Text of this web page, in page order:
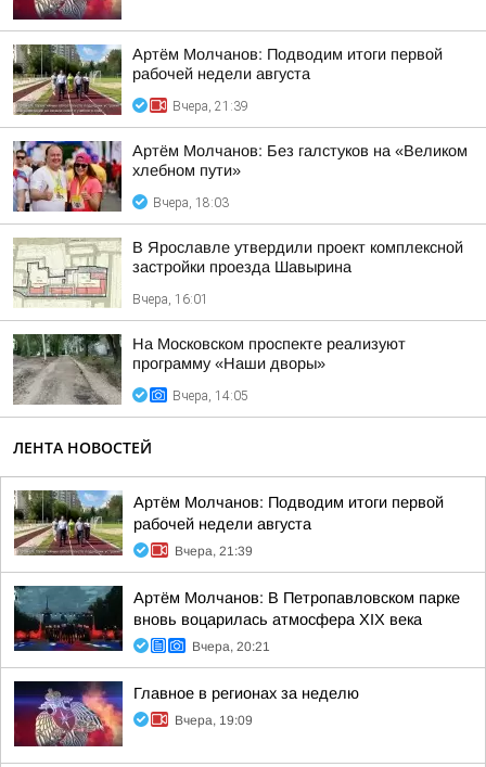
Артём Молчанов: Подводим итоги первой
рабочей недели августа
Вчера, 21:39
Артём Молчанов: Без галстуков на «Великом
хлебном пути»
Вчера, 18:03
В Ярославле утвердили проект комплексной
застройки проезда Шавырина
Вчера, 16:01
На Московском проспекте реализуют
программу «Наши дворы»
Вчера, 14:05
ЛЕНТА НОВОСТЕЙ
Артём Молчанов: Подводим итоги первой
рабочей недели августа
Вчера, 21:39
Артём Молчанов: В Петропавловском парке
вновь воцарилась атмосфера XIX века
Вчера, 20:21
Главное в регионах за неделю
Вчера, 19:09